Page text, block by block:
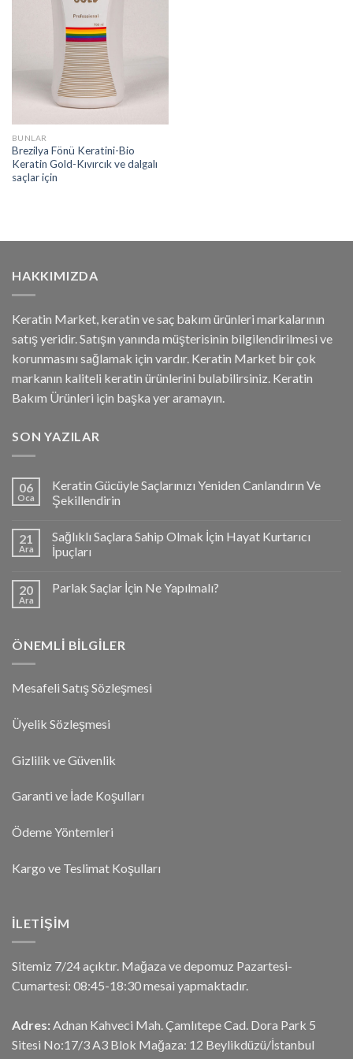
BUNLAR
Brezilya Fönü Keratini-Bio
Keratin Gold-Kıvırcık ve dalgalı
saçlar için
HAKKIMIZDA
Keratin Market, keratin ve saç bakım ürünleri markalarının
satış yeridir. Satışın yanında müşterisinin bilgilendirilmesi ve
korunmasını sağlamak için vardır. Keratin Market bir çok
markanın kaliteli keratin ürünlerini bulabilirsiniz. Keratin
Bakım Ürünleri için başka yer aramayın.
SON YAZILAR
06
Oca
Keratin Gücüyle Saçlarınızı Yeniden Canlandırın Ve
Şekillendirin
21
Ara
Sağlıklı Saçlara Sahip Olmak İçin Hayat Kurtarıcı
İpuçları
20
Ara
Parlak Saçlar İçin Ne Yapılmalı?
ÖNEMLI BILGILER
Mesafeli Satış Sözleşmesi
Üyelik Sözleşmesi
Gizlilik ve Güvenlik
Garanti ve İade Koşulları
Ödeme Yöntemleri
Kargo ve Teslimat Koşulları
İLETIŞIM
Sitemiz 7/24 açıktır. Mağaza ve depomuz Pazartesi-
Cumartesi: 08:45-18:30 mesai yapmaktadır.
Adres: Adnan Kahveci Mah. Çamlıtepe Cad. Dora Park 5
Sitesi No:17/3 A3 Blok Mağaza: 12 Beylikdüzü/İstanbul